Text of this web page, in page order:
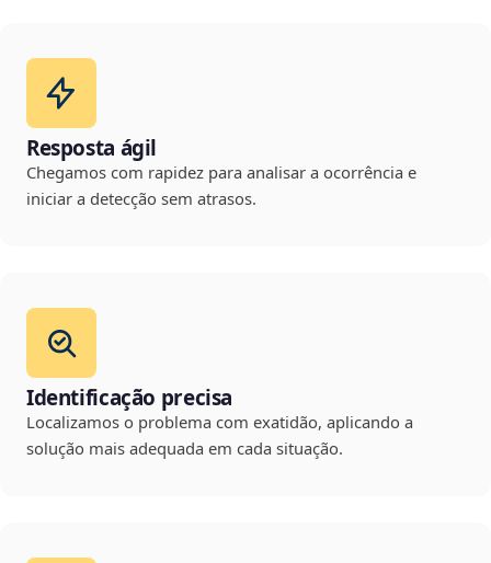
Resposta ágil
Chegamos com rapidez para analisar a ocorrência e
iniciar a detecção sem atrasos.
Identificação precisa
Localizamos o problema com exatidão, aplicando a
solução mais adequada em cada situação.